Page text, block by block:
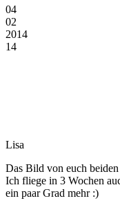
04
02
2014
14
Lisa
Das Bild von euch
Ich fliege in 3 Wochen
ein paar Grad mehr :)